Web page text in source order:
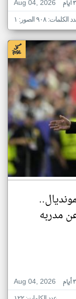
Aug 04, 2026
الكلمات: ٩٠٨ الصور: ١
مدربه
Aug 04, 2026